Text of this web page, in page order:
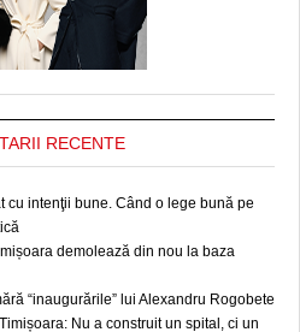
RECENTE
cu intenţii bune. Când o lege bună pe
demolează din nou la baza
“inaugurările” lui Alexandru Rogobete
Nu a construit un spital, ci un